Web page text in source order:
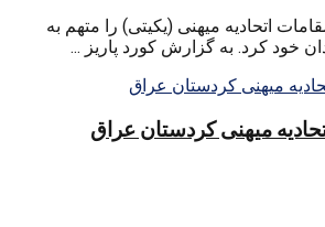
اتحادیه میهنی (یکیتی) را متهم به
خود کرد. به گزارش کورد پاریز ...
میهنی کردستان عراق